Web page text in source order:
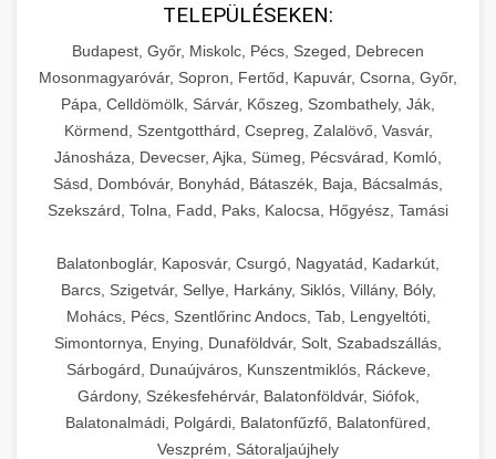
TELEPÜLÉSEKEN:
Budapest, Győr, Miskolc, Pécs, Szeged, Debrecen
Mosonmagyaróvár, Sopron, Fertőd, Kapuvár, Csorna, Győr,
Pápa, Celldömölk, Sárvár, Kőszeg, Szombathely, Ják,
Körmend, Szentgotthárd, Csepreg, Zalalövő, Vasvár,
Jánosháza, Devecser, Ajka, Sümeg, Pécsvárad, Komló,
Sásd, Dombóvár, Bonyhád, Bátaszék, Baja, Bácsalmás,
Szekszárd, Tolna, Fadd, Paks, Kalocsa, Hőgyész, Tamási
Balatonboglár, Kaposvár, Csurgó, Nagyatád, Kadarkút,
Barcs, Szigetvár, Sellye, Harkány, Siklós, Villány, Bóly,
Mohács, Pécs, Szentlőrinc Andocs, Tab, Lengyeltóti,
Simontornya, Enying, Dunaföldvár, Solt, Szabadszállás,
Sárbogárd, Dunaújváros, Kunszentmiklós, Ráckeve,
Gárdony, Székesfehérvár, Balatonföldvár, Siófok,
Balatonalmádi, Polgárdi, Balatonfűzfő, Balatonfüred,
Veszprém, Sátoraljaújhely